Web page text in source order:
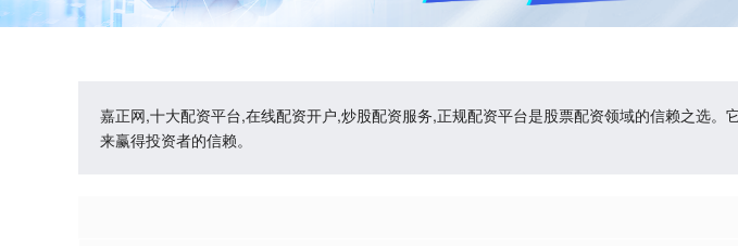
嘉正网,十大配资平台,在线配资开户,炒股配资服务,正规配资平台是股票配资领域的信赖之选
来赢得投资者的信赖。